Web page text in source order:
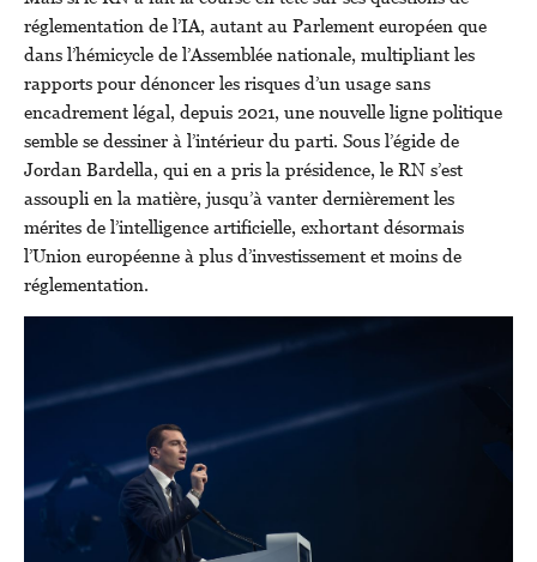
réglementation de l’IA, autant au Parlement européen que
dans l’hémicycle de l’Assemblée nationale, multipliant les
rapports pour dénoncer les risques d’un usage sans
encadrement légal, depuis 2021, une nouvelle ligne politique
semble se dessiner à l’intérieur du parti. Sous l’égide de
Jordan Bardella, qui en a pris la présidence, le RN s’est
assoupli en la matière, jusqu’à vanter dernièrement les
mérites de l’intelligence artificielle, exhortant désormais
l’Union européenne à plus d’investissement et moins de
réglementation.